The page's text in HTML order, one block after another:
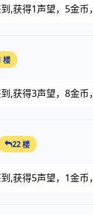
,获得1声望，5金币
楼
,获得3声望，8金币
22 楼
,获得5声望，1金币